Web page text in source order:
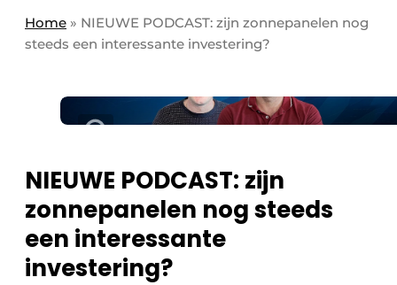
Contact
Evenement aanmelden
Podcasts
Privacy / Cookie statement
Vacature aanmelden
Vacatures
Panelgesprek
HVAC
Sanitair
Home » NIEUWE PODCAST: zijn zonnepanelen nog
steeds een interessante investering?
NIEUWE PODCAST: zijn
zonnepanelen nog steeds
een interessante
investering?